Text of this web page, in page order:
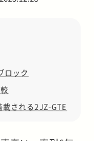
ロック
載される2JZ-GTE